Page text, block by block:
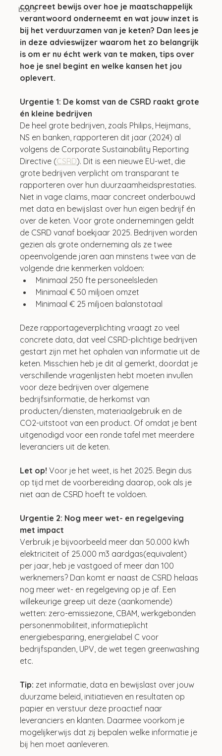
box 3
concreet bewijs over hoe je maatschappelijk
verantwoord onderneemt en wat jouw inzet is
bij het verduurzamen van je keten? Dan lees je
in deze advieswijzer waarom het zo belangrijk
is om er nu écht werk van te maken, tips over
hoe je snel begint en welke kansen het jou
oplevert.
Urgentie 1: De komst van de CSRD raakt grote
én kleine bedrijven
De heel grote bedrijven, zoals Philips, Heijmans,
NS en banken, rapporteren dit jaar (2024) al
volgens de Corporate Sustainability Reporting
Directive (CSRD). Dit is een nieuwe EU-wet, die
grote bedrijven verplicht om transparant te
rapporteren over hun duurzaamheidsprestaties.
Niet in vage claims, maar concreet onderbouwd
met data en bewijslast over hun eigen bedrijf én
over de keten. Voor grote ondernemingen geldt
de CSRD vanaf boekjaar 2025. Bedrijven worden
gezien als grote onderneming als ze twee
opeenvolgende jaren aan minstens twee van de
volgende drie kenmerken voldoen:
Minimaal 250 fte personeelsleden
Minimaal € 50 miljoen omzet
Minimaal € 25 miljoen balanstotaal
Deze rapportageverplichting vraagt zo veel
concrete data, dat veel CSRD-plichtige bedrijven
gestart zijn met het ophalen van informatie uit de
keten. Misschien heb je dit al gemerkt, doordat je
verschillende vragenlijsten hebt moeten invullen
voor deze bedrijven over algemene
bedrijfsinformatie, de herkomst van
producten/diensten, materiaalgebruik en de
CO2-uitstoot van een product. Of omdat je bent
uitgenodigd voor een ronde tafel met meerdere
leveranciers uit de keten.
Let op! Voor je het weet, is het 2025. Begin dus
op tijd met de voorbereiding daarop, ook als je
niet aan de CSRD hoeft te voldoen.
Urgentie 2: Nog meer wet- en regelgeving
met impact
Verbruik je bijvoorbeeld meer dan 50.000 kWh
elektriciteit of 25.000 m3 aardgas(equivalent)
per jaar, heb je vastgoed of meer dan 100
werknemers? Dan komt er naast de CSRD helaas
nog meer wet- en regelgeving op je af. Een
willekeurige greep uit deze (aankomende)
wetten: zero-emissiezone, CBAM, werkgebonden
personenmobiliteit, informatieplicht
energiebesparing, energielabel C voor
bedrijfspanden, UPV, de wet tegen greenwashing
etc.
Tip: zet informatie, data en bewijslast over jouw
duurzame beleid, initiatieven en resultaten op
papier en verstuur deze proactief naar
leveranciers en klanten. Daarmee voorkom je
mogelijkerwijs dat zij bepalen welke informatie je
bij hen moet aanleveren.